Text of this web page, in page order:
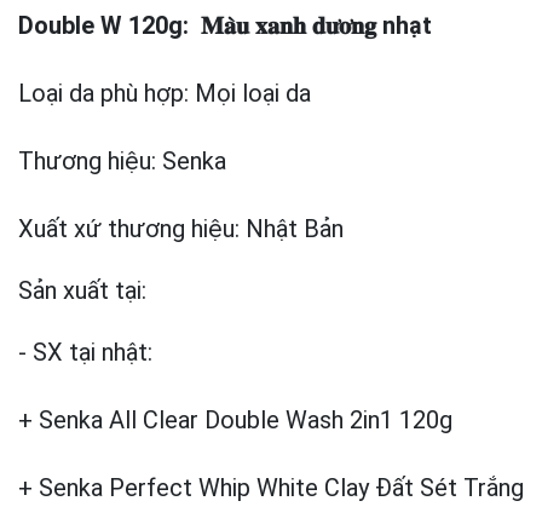
Double W 120g: 𝐌𝐚̀𝐮 𝐱𝐚𝐧𝐡 𝐝𝐮̛𝐨̛𝐧𝐠 nhạt
Loại da phù hợp: Mọi loại da
Thương hiệu: Senka
Xuất xứ thương hiệu: Nhật Bản
Sản xuất tại:
- SX tại nhật:
+ Senka All Clear Double Wash 2in1 120g
+ Senka Perfect Whip White Clay Đất Sét Trắng